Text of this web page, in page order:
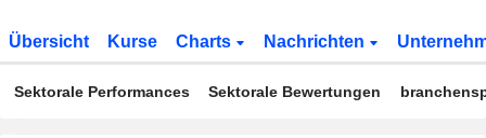
Übersicht Kurse Charts Nachrichten
Sektorale Performances Sektorale Bewertungen